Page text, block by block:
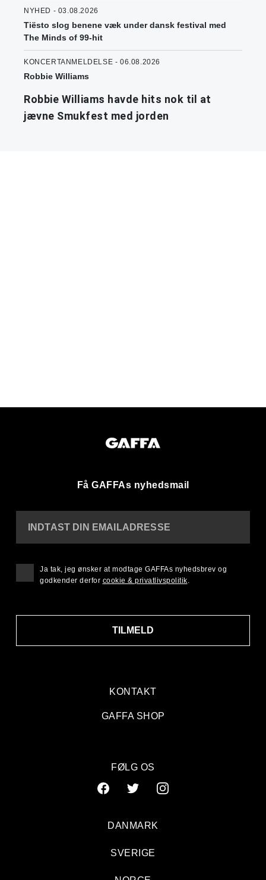
NYHED - 03.08.2026
Tiësto slog benene væk under dansk festival med
The Minds of 99-hit
KONCERTANMELDELSE - 06.08.2026
Robbie Williams
Robbie Williams havde hits nok til at
jævne Smukfest med jorden
Få GAFFAs nyhedsmail
KONTAKT
GAFFA SHOP
INDTAST DIN EMAILADRESSE
TILMELD
Ja tak, jeg ønsker at modtage GAFFAs nyhedsbrev og
godkender derfor cookie & privatlivspolitik.
FØLG OS
DANMARK
SVERIGE